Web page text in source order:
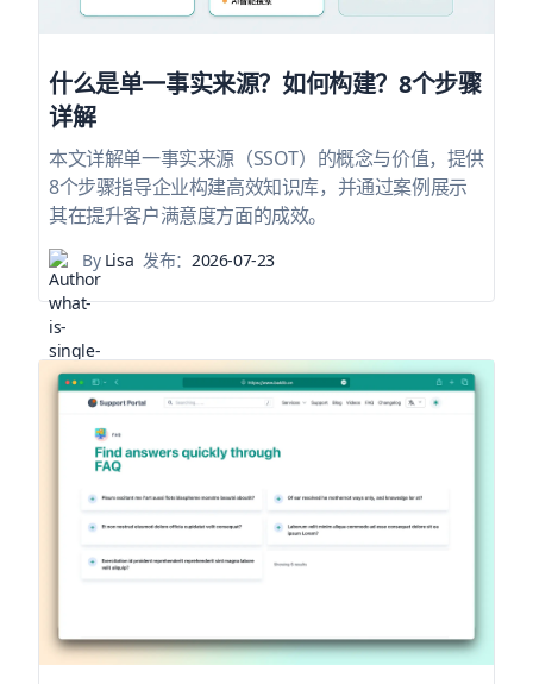
什么是单一事实来源？如何构建？8个步骤
详解
本文详解单一事实来源（SSOT）的概念与价值，提供
8个步骤指导企业构建高效知识库，并通过案例展示
其在提升客户满意度方面的成效。
ByLisa 发布： 2026-07-23